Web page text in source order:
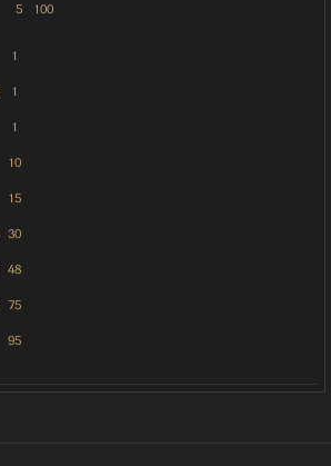
5 100
1
1
1
10
15
30
48
75
95